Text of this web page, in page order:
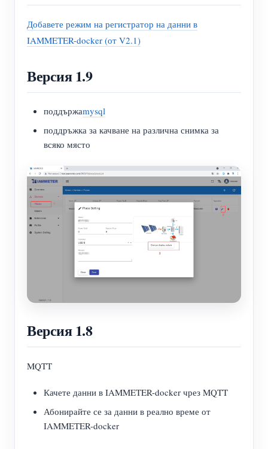
Добавете режим на регистратор на данни в
IAMMETER-docker (от V2.1)
Версия 1.9
поддържаmysql
поддръжка за качване на различна снимка за
всяко място
Версия 1.8
MQTT
Качете данни в IAMMETER-docker чрез MQTT
Абонирайте се за данни в реално време от
IAMMETER-docker